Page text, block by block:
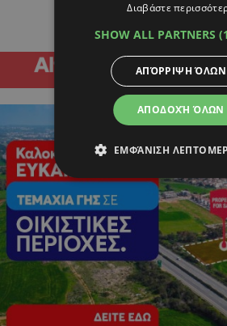
Διαβάστε
SHOW ALL PARTNERS
ΑΠΟΔΟΧΉ ΌΛΩΝ
ΑΠΌΡΡΙΨΗ ΌΛΩΝ
ΕΜΦΆΝΙΣΗ